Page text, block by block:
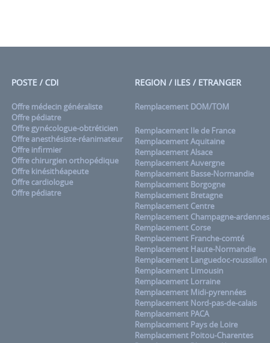
POSTE / CDI
Offre médecin généraliste
Offre pédiatre
Offre gynécologue-obtréticien
Offre anesthésiste-réanimateur
Offre infirmier
Offre chirurgien orthopédique
Offre kinésithéapeute
Offre cardiologue
Offre pédiatre
REGION / ILES / ETRANGER
Remplacement DOM/TOM
Remplacement Ile de France
Remplacement Aquitaine
Remplacement Alsace
Remplacement Auvergne
Remplacement Basse-Normandie
Remplacement Borgogne
Remplacement Bretagne
Remplacement Centre
Remplacement Champagne-ardennes
Remplacement Corse
Remplacement Franche-comté
Remplacement Haute-Normandie
Remplacement Languedoc-roussillon
Remplacement Limousin
Remplacement Lorraine
Remplacement Midi-pyrennées
Remplacement Nord-pas-de-calais
Remplacement PACA
Remplacement Pays de Loire
Remplacement Poitou-Charentes